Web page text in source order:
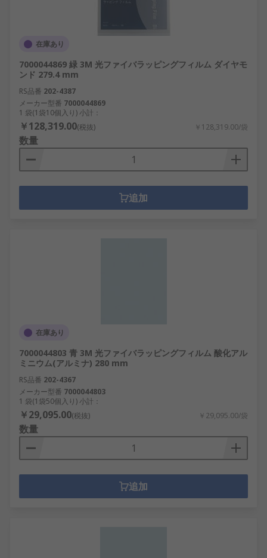
在庫あり
7000044869 緑 3M 光ファイバラッピングフィルム ダイヤモ
ンド 279.4 mm
RS品番 202-4387
メーカー型番 7000044869
1 袋(1袋10個入り) 小計：
￥128,319.00(税抜) ￥128,319.00/袋
数量
追加
在庫あり
7000044803 青 3M 光ファイバラッピングフィルム 酸化アル
ミニウム(アルミナ) 280 mm
RS品番 202-4367
メーカー型番 7000044803
1 袋(1袋50個入り) 小計：
￥29,095.00(税抜) ￥29,095.00/袋
数量
追加